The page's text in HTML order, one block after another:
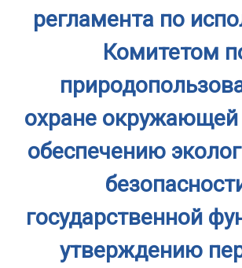
регламента по
Комитетом
охране
обеспечению
государственной
утверждению